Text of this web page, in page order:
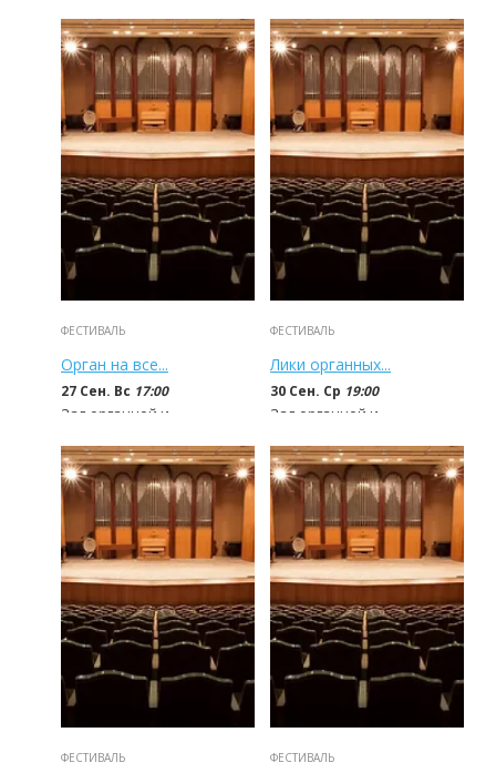
1 500 - 15 000руб
1 500 - 15 000руб
ФЕСТИВАЛЬ
Орган на все...
27 Сен. Вс 17:00
Зал органной и...
700 - 2 000руб
ФЕСТИВАЛЬ
Лики органных...
30 Сен. Ср 19:00
Зал органной и...
700 - 2 000руб
ФЕСТИВАЛЬ ФЕСТИВАЛЬ